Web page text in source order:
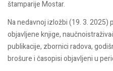
štamparije Mostar.
Na nedavnoj izložbi (19. 3. 2025)
objavljene knjige,
publikacije, zbornici radova,
brošure i časopisi objavljeni u